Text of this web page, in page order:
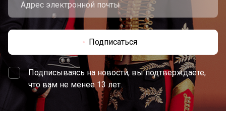
Подписаться
Подписываясь на новости, вы подтверждаете,
что вам не менее 13 лет.